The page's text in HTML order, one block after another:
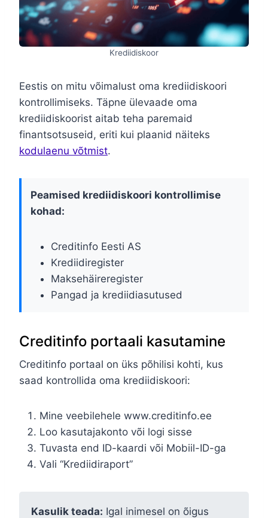
Krediidiskoor
Eestis on mitu võimalust oma krediidiskoori
kontrollimiseks. Täpne ülevaade oma
krediidiskoorist aitab teha paremaid
finantsotsuseid, eriti kui plaanid näiteks
kodulaenu võtmist.
Peamised krediidiskoori kontrollimise
kohad:
Creditinfo Eesti AS
Krediidiregister
Maksehäireregister
Pangad ja krediidiasutused
Creditinfo portaali kasutamine
Creditinfo portaal on üks põhilisi kohti, kus
saad kontrollida oma krediidiskoori:
Mine veebilehele www.creditinfo.ee
Loo kasutajakonto või logi sisse
Tuvasta end ID-kaardi või Mobiil-ID-ga
Vali “Krediidiraport”
Kasulik teada: Igal inimesel on õigus